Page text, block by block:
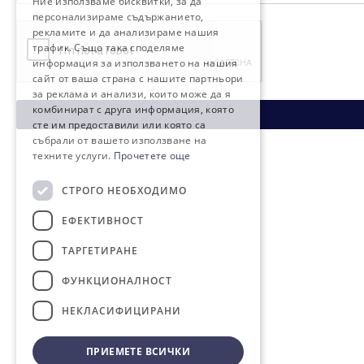
персонализираме съдържанието,
рекламите и да анализираме нашия
трафик. Също така споделяме
информация за използването на нашия
сайт от ваша страна с нашите партньори
за реклама и анализи, които може да я
комбинират с друга информация, която
сте им предоставили или която са
събрали от вашето използване на
техните услуги. Прочетете още
СТРОГО НЕОБХОДИМО
ЕФЕКТИВНОСТ
ТАРГЕТИРАНЕ
ФУНКЦИОНАЛНОСТ
НЕКЛАСИФИЦИРАНИ
ПРИЕМЕТЕ ВСИЧКИ